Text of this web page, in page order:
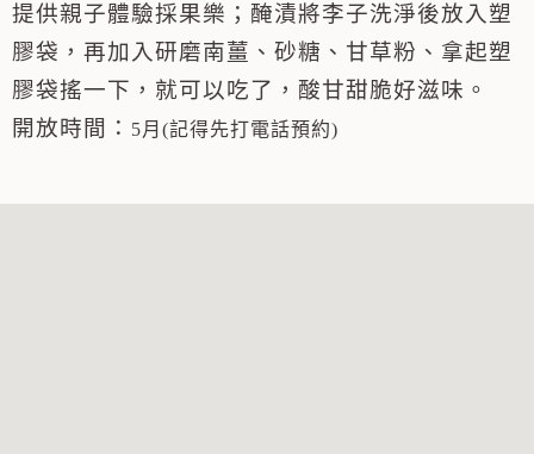
提供親子體驗採果樂；醃漬將李子洗淨後放入塑
膠袋，再加入研磨南薑、砂糖、甘草粉、拿起塑
膠袋搖一下，就可以吃了，酸甘甜脆好滋味。
開放時間： 5月(記得先打電話預約)